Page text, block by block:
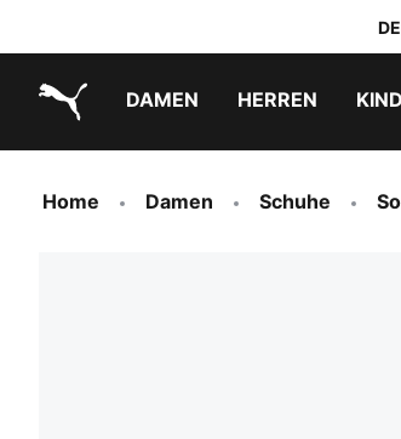
DAMEN HERREN
Home Damen Schuhe